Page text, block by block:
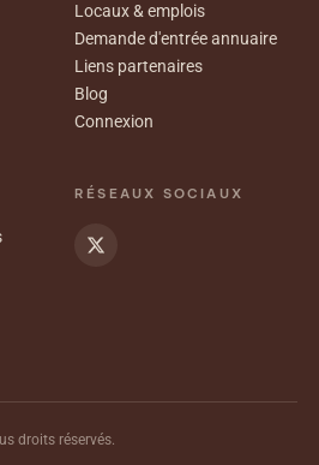
Locaux & emplois
Demande d'entrée annuaire
Liens partenaires
Blog
Connexion
RÉSEAUX SOCIAUX
droits réservés.